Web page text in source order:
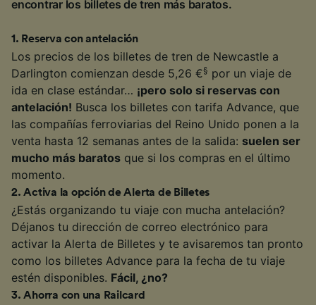
encontrar los billetes de tren más baratos.
1 . Reserva con antelación
Los precios de los billetes de tren de Newcastle a
Darlington comienzan desde 5,26 €§ por un viaje de
ida en clase estándar… ¡pero solo si reservas con
antelación! Busca los billetes con tarifa Advance, que
las compañías ferroviarias del Reino Unido ponen a la
venta hasta 12 semanas antes de la salida: suelen ser
mucho más baratos que si los compras en el último
momento.
2.Activa la opción de Alerta de Billetes
¿Estás organizando tu viaje con mucha antelación?
Déjanos tu dirección de correo electrónico para
activar la Alerta de Billetes y te avisaremos tan pronto
como los billetes Advance para la fecha de tu viaje
estén disponibles. Fácil, ¿no?
3.Ahorra con una Railcard